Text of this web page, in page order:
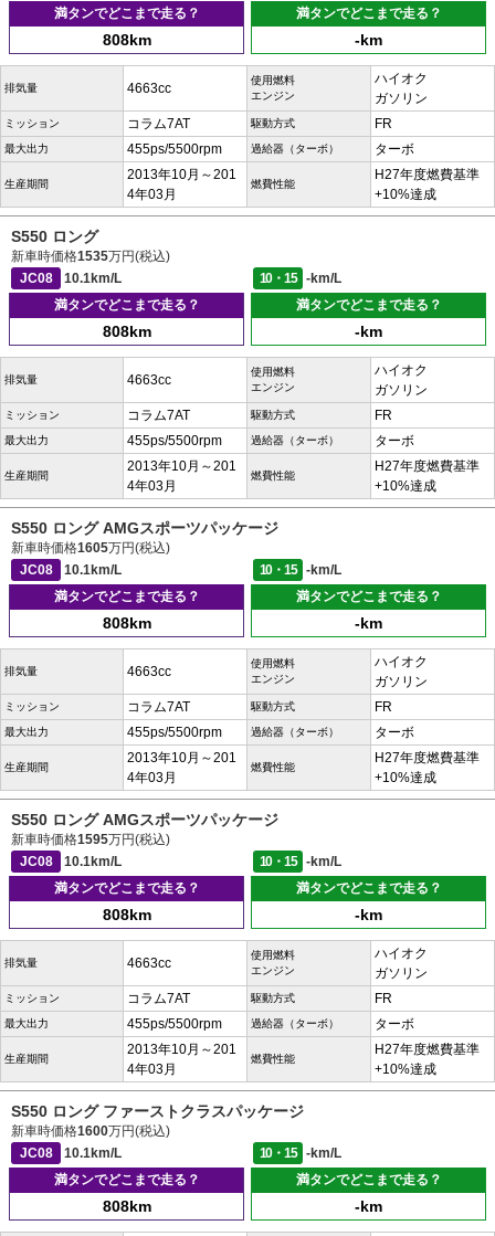
満タンでどこまで走る？
808km
満タンでどこまで走る？
-km
排気量 4663cc
使用燃料
エンジン
ハイオク
ガソリン
ミッション コラム7AT 駆動方式 FR
最大出力 455ps/5500rpm 過給器（ターボ） ターボ
生産期間
2013年10月～201
4年03月
燃費性能
H27年度燃費基準
+10%達成
S550 ロング
新車時価格1535万円(税込)
JC08
10.1km/L 10・15
-km/L
満タンでどこまで走る？
808km
満タンでどこまで走る？
-km
排気量 4663cc
使用燃料
エンジン
ハイオク
ガソリン
ミッション コラム7AT 駆動方式 FR
最大出力 455ps/5500rpm 過給器（ターボ） ターボ
生産期間
2013年10月～201
4年03月
燃費性能
H27年度燃費基準
+10%達成
S550 ロング AMGスポーツパッケージ
新車時価格1605万円(税込)
JC08
10.1km/L 10・15
-km/L
満タンでどこまで走る？
808km
満タンでどこまで走る？
-km
排気量 4663cc
使用燃料
エンジン
ハイオク
ガソリン
ミッション コラム7AT 駆動方式 FR
最大出力 455ps/5500rpm 過給器（ターボ） ターボ
生産期間
2013年10月～201
4年03月
燃費性能
H27年度燃費基準
+10%達成
S550 ロング AMGスポーツパッケージ
新車時価格1595万円(税込)
JC08
10.1km/L 10・15
-km/L
満タンでどこまで走る？
808km
満タンでどこまで走る？
-km
排気量 4663cc
使用燃料
エンジン
ハイオク
ガソリン
ミッション コラム7AT 駆動方式 FR
最大出力 455ps/5500rpm 過給器（ターボ） ターボ
生産期間
2013年10月～201
4年03月
燃費性能
H27年度燃費基準
+10%達成
S550 ロング ファーストクラスパッケージ
新車時価格1600万円(税込)
JC08
10.1km/L 10・15
-km/L
満タンでどこまで走る？
808km
満タンでどこまで走る？
-km